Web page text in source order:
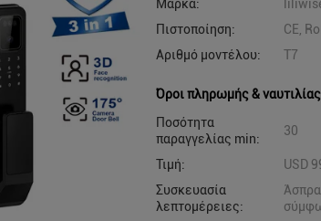
Μάρκα:
Πιστοποίηση:
CE,
Αριθμό μοντέλου:
T7
Όροι πληρωμής & ναυτιλίας
Ποσότητα
παραγγελίας min:
30
Τιμή:
USD
Συσκευασία
λεπτομέρειες: